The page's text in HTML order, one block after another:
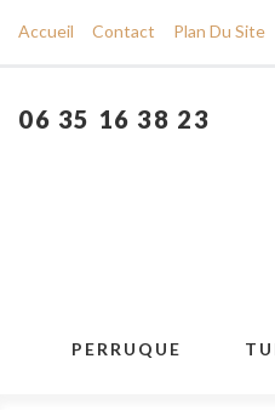
Accueil Contact Plan Du Site
06 35 16 38 23
PERRUQUE